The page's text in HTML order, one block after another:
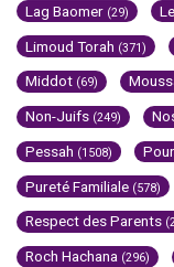
Lag Baomer (29)
Limoud Torah (371)
Middot (69)
Non-Juifs (249)
Pessah (1508)
Pureté Familiale (578)
Respect des Parents
Roch Hachana (296)